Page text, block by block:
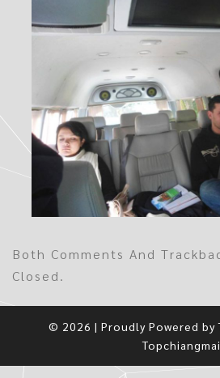
Both Comments And
Closed.
© 2026 | Proudly Powered by
Topchiangmai